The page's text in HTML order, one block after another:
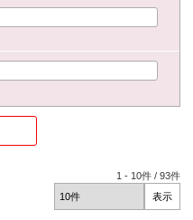
1 - 10件 /93件